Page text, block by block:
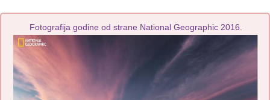
Fotografija godine od strane National Geographic 2016.